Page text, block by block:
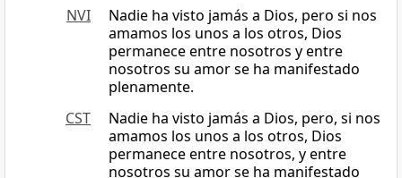
NVI
Nadie ha visto jamás a Dios, pero si nos
amamos los unos a los otros, Dios
permanece entre nosotros y entre
nosotros su amor se ha manifestado
plenamente.
CST
Nadie ha visto jamás a Dios, pero, si nos
amamos los unos a los otros, Dios
permanece entre nosotros, y entre
nosotros su amor se ha manifestado